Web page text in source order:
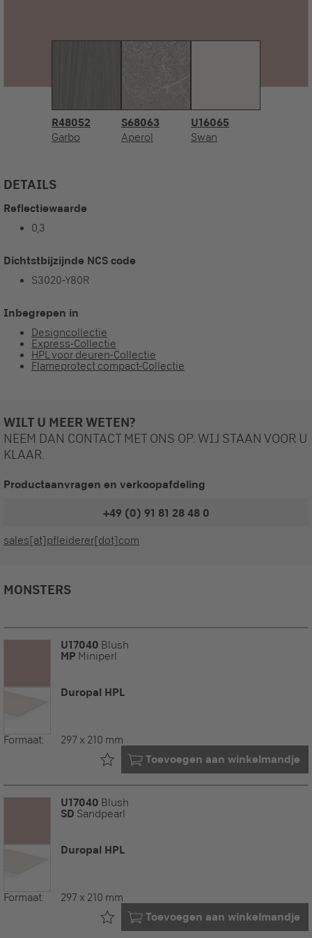
R48052
Garbo
S68063
Aperol
U16065
Swan
DETAILS
Reflectiewaarde
0,3
Dichtstbijzijnde NCS code
S3020-Y80R
Inbegrepen in
Designcollectie
Express-Collectie
HPL voor deuren-Collectie
Flameprotect compact-Collectie
WILT U MEER WETEN?
NEEM DAN CONTACT MET ONS OP. WIJ STAAN VOOR U
KLAAR.
Productaanvragen en verkoopafdeling
+49 (0) 91 81 28 48 0
sales[at]pfleiderer[dot]com
MONSTERS
U17040 Blush
MP Miniperl
Duropal HPL
Formaat: 297 x 210 mm
Toevoegen aan winkelmandje
Al in uw
U17040 Blush
SD Sandpearl
Duropal HPL
Formaat: 297 x 210 mm
Toevoegen aan winkelmandje
Al in uw